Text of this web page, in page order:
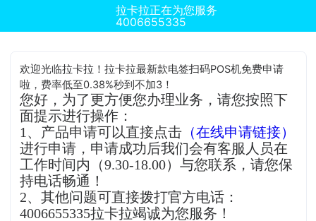
拉卡拉正在为您服务
4006655335
欢迎光临拉卡拉！拉卡拉最新款电签扫码POS机免费申请
啦，费率低至0.38%秒到不加3！
您好，为了更方便您办理业务，请您按照下
面提示进行操作：
1、产品申请可以直接点击 （在线申请链接）
进行申请，申请成功后我们会有客服人员在
工作时间内（9.30-18.00）与您联系，请您保
持电话畅通！
2、其他问题可直接拨打官方电话：
4006655335拉卡拉竭诚为您服务！